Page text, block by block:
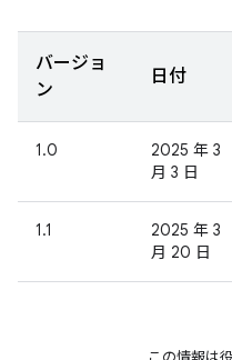
バージョ
ン
日付
1.0
2025 年 3
月 3 日
1.1
2025 年 3
月 20 日